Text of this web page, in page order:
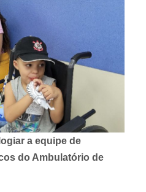
a equipe de
do Ambulatório de